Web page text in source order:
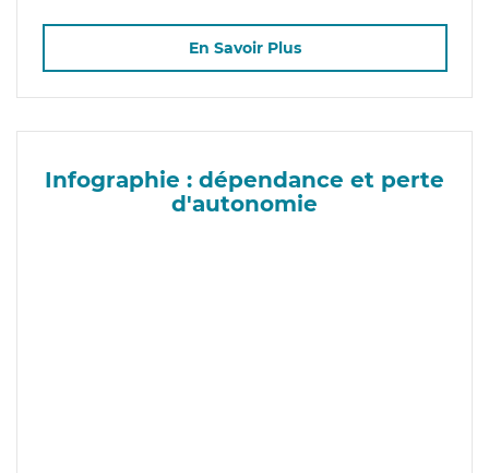
En Savoir Plus
Infographie : dépendance et perte
d'autonomie